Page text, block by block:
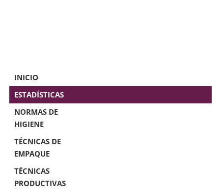
INICIO
ESTADÍSTICAS
NORMAS DE
HIGIENE
TÉCNICAS DE
EMPAQUE
TÉCNICAS
PRODUCTIVAS